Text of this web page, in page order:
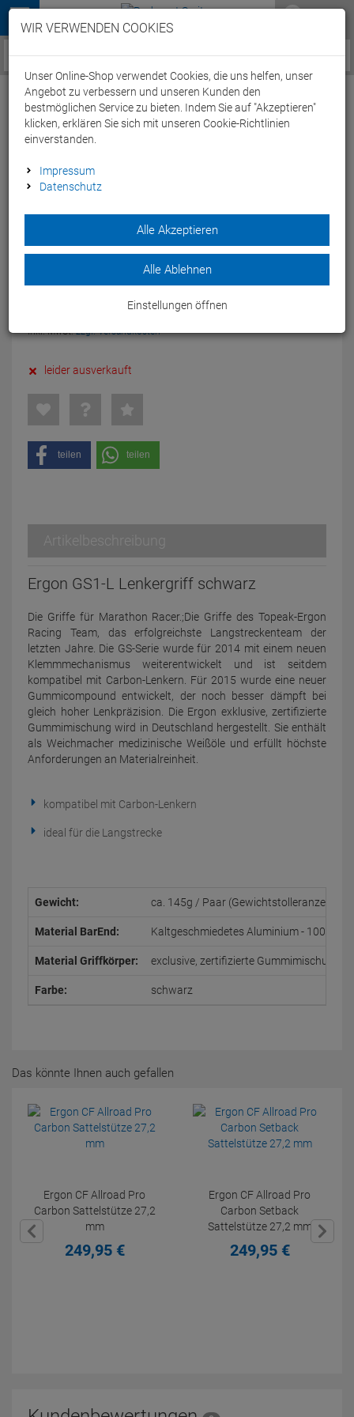
Menü
Service / Hilfe
Ergon GS1-L Lenkergriff schwarz
Der GS 1 für Marathon Racer von Ergon ist für Carbonlenker
kompatibel und bietet eine verbesserte Dämpfung bei hoher
inkl. MwSt.zzgl. Versandkosten
leider ausverkauft
teilen teilen
Artikelbeschreibung
Ergon GS1-L Lenkergriff schwarz
Die Griffe für Marathon Racer.;Die Griffe des Topeak-Ergon
Racing Team, das erfolgreichste Langstreckenteam der
letzten Jahre. Die GS-Serie wurde für 2014 mit einem neuen
Klemmmechanismus weiterentwickelt und ist seitdem
kompatibel mit Carbon-Lenkern. Für 2015 wurde eine neuer
Gummicompound entwickelt, der noch besser dämpft bei
gleich hoher Lenkpräzision. Die Ergon exklusive, zertifizierte
Gummimischung wird in Deutschland hergestellt. Sie enthält
als Weichmacher medizinische Weißöle und erfüllt höchste
Anforderungen an Materialreinheit.
kompatibel mit Carbon-Lenkern
ideal für die Langstrecke
Gewicht: ca. 145g / Paar (Gewichtstolleranzen
Material BarEnd: Kaltgeschmiedetes Aluminium - 100%
Material Griffkörper: exclusive, zertifizierte Gummimischung
Farbe: schwarz
Das könnte Ihnen auch gefallen
Ergon CF Allroad Pro
Carbon Sattelstütze 27,2
mm
249,95 €
Ergon CF Allroad Pro
Carbon Setback
Sattelstütze 27,2 mm
249,95 €
WIR VERWENDEN COOKIES
Unser Online-Shop verwendet Cookies, die uns helfen, unser
Angebot zu verbessern und unseren Kunden den
bestmöglichen Service zu bieten. Indem Sie auf "Akzeptieren"
klicken, erklären Sie sich mit unseren Cookie-Richtlinien
einverstanden.
Impressum
Datenschutz
Alle Akzeptieren
Alle Ablehnen
Einstellungen öffnen